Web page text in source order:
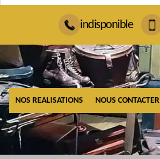
indisponible
NOS REALISATIONS NOUS CONTACTER